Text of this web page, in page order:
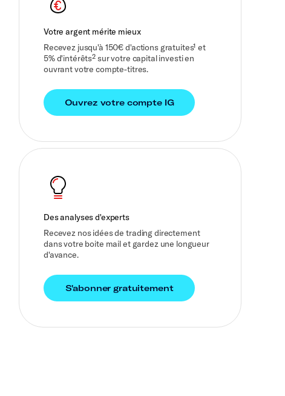
Votre argent mérite mieux
Recevez jusqu'à 150€ d'actions gratuites¹ et
5% d'intérêts² sur votre capital investi en
ouvrant votre compte-titres.
Des analyses d'experts
Recevez nos idées de trading directement
dans votre boite mail et gardez une longueur
d'avance.